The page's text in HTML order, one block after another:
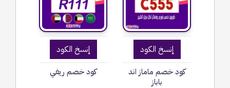
إنسخ الكود
كود خصم ماماز اند
باباز
إنسخ الكود
كود خصم ريفي